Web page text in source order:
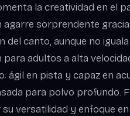
la creatividad en el
agarre sorprendente
del canto, aunque no
para adultos a alta
ágil en pista y capaz en
para polvo profundo.
versatilidad y enfoque